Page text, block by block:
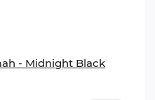
- Midnight Black